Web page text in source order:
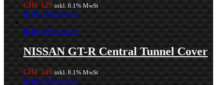
CHF 129 inkl. 8.1% MwSt
In den Warenkorb
In den Warenkorb
NISSAN GT-R Central Tunnel Cover
CHF 249 inkl. 8.1% MwSt
In den Warenkorb